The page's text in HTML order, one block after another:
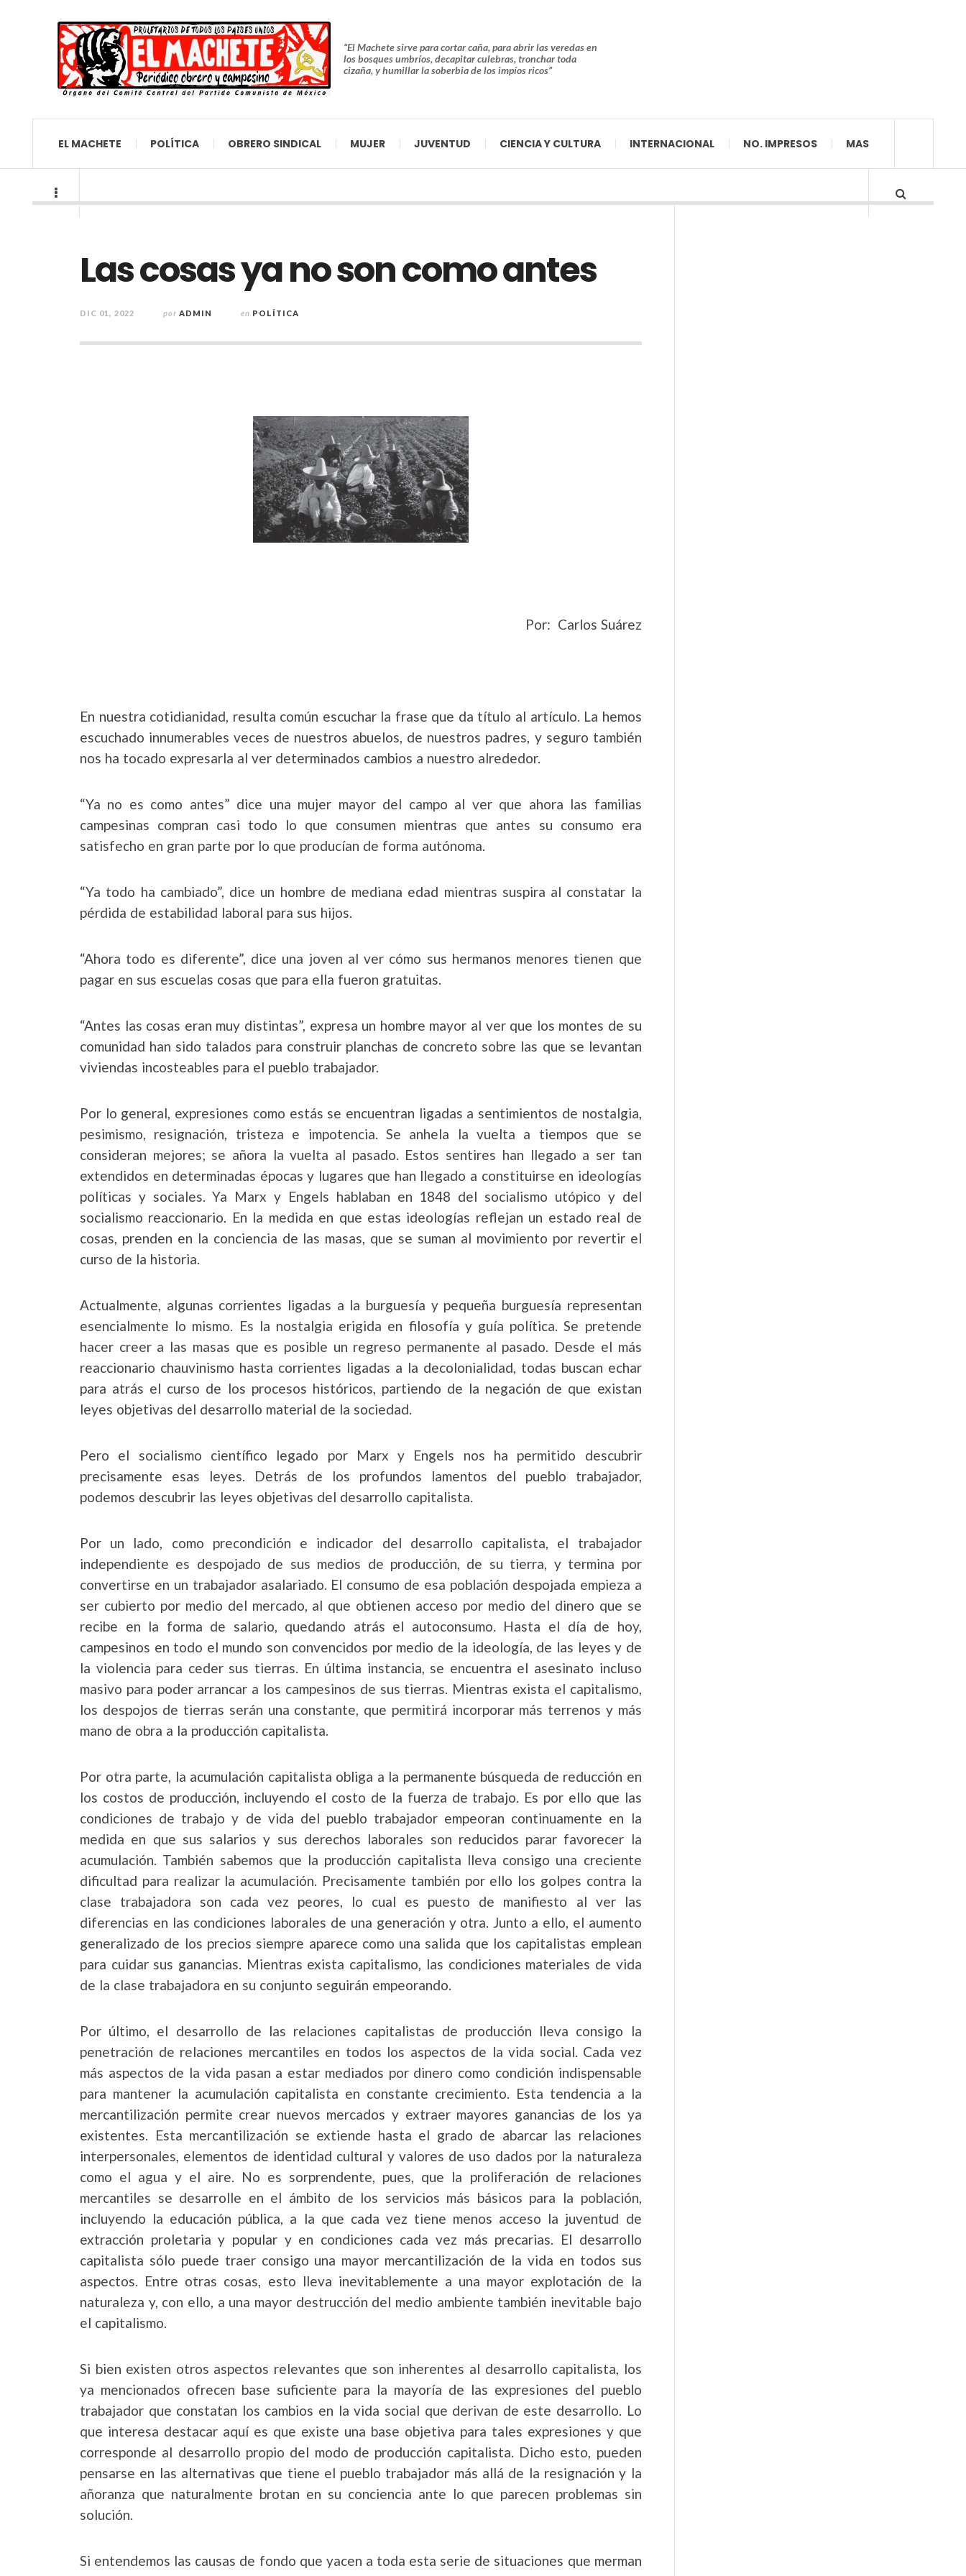
“El Machete sirve para cortar caña, para abrir las veredas en
los bosques umbríos, decapitar culebras, tronchar toda
cizaña, y humillar la soberbia de los impíos ricos”
EL MACHETE POLÍTICA OBRERO SINDICAL MUJER JUVENTUD CIENCIA Y CULTURA INTERNACIONAL NO. IMPRESOS MAS
Las cosas ya no son como antes
DIC 01, 2022 por ADMIN en POLÍTICA
Por: Carlos Suárez
En nuestra cotidianidad, resulta común escuchar la frase que da título al artículo. La hemos
escuchado innumerables veces de nuestros abuelos, de nuestros padres, y seguro también
nos ha tocado expresarla al ver determinados cambios a nuestro alrededor.
“Ya no es como antes” dice una mujer mayor del campo al ver que ahora las familias
campesinas compran casi todo lo que consumen mientras que antes su consumo era
satisfecho en gran parte por lo que producían de forma autónoma.
“Ya todo ha cambiado”, dice un hombre de mediana edad mientras suspira al constatar la
pérdida de estabilidad laboral para sus hijos.
“Ahora todo es diferente”, dice una joven al ver cómo sus hermanos menores tienen que
pagar en sus escuelas cosas que para ella fueron gratuitas.
“Antes las cosas eran muy distintas”, expresa un hombre mayor al ver que los montes de su
comunidad han sido talados para construir planchas de concreto sobre las que se levantan
viviendas incosteables para el pueblo trabajador.
Por lo general, expresiones como estás se encuentran ligadas a sentimientos de nostalgia,
pesimismo, resignación, tristeza e impotencia. Se anhela la vuelta a tiempos que se
consideran mejores; se añora la vuelta al pasado. Estos sentires han llegado a ser tan
extendidos en determinadas épocas y lugares que han llegado a constituirse en ideologías
políticas y sociales. Ya Marx y Engels hablaban en 1848 del socialismo utópico y del
socialismo reaccionario. En la medida en que estas ideologías reflejan un estado real de
cosas, prenden en la conciencia de las masas, que se suman al movimiento por revertir el
curso de la historia.
Actualmente, algunas corrientes ligadas a la burguesía y pequeña burguesía representan
esencialmente lo mismo. Es la nostalgia erigida en filosofía y guía política. Se pretende
hacer creer a las masas que es posible un regreso permanente al pasado. Desde el más
reaccionario chauvinismo hasta corrientes ligadas a la decolonialidad, todas buscan echar
para atrás el curso de los procesos históricos, partiendo de la negación de que existan
leyes objetivas del desarrollo material de la sociedad.
Pero el socialismo científico legado por Marx y Engels nos ha permitido descubrir
precisamente esas leyes. Detrás de los profundos lamentos del pueblo trabajador,
podemos descubrir las leyes objetivas del desarrollo capitalista.
Por un lado, como precondición e indicador del desarrollo capitalista, el trabajador
independiente es despojado de sus medios de producción, de su tierra, y termina por
convertirse en un trabajador asalariado. El consumo de esa población despojada empieza a
ser cubierto por medio del mercado, al que obtienen acceso por medio del dinero que se
recibe en la forma de salario, quedando atrás el autoconsumo. Hasta el día de hoy,
campesinos en todo el mundo son convencidos por medio de la ideología, de las leyes y de
la violencia para ceder sus tierras. En última instancia, se encuentra el asesinato incluso
masivo para poder arrancar a los campesinos de sus tierras. Mientras exista el capitalismo,
los despojos de tierras serán una constante, que permitirá incorporar más terrenos y más
mano de obra a la producción capitalista.
Por otra parte, la acumulación capitalista obliga a la permanente búsqueda de reducción en
los costos de producción, incluyendo el costo de la fuerza de trabajo. Es por ello que las
condiciones de trabajo y de vida del pueblo trabajador empeoran continuamente en la
medida en que sus salarios y sus derechos laborales son reducidos parar favorecer la
acumulación. También sabemos que la producción capitalista lleva consigo una creciente
dificultad para realizar la acumulación. Precisamente también por ello los golpes contra la
clase trabajadora son cada vez peores, lo cual es puesto de manifiesto al ver las
diferencias en las condiciones laborales de una generación y otra. Junto a ello, el aumento
generalizado de los precios siempre aparece como una salida que los capitalistas emplean
para cuidar sus ganancias. Mientras exista capitalismo, las condiciones materiales de vida
de la clase trabajadora en su conjunto seguirán empeorando.
Por último, el desarrollo de las relaciones capitalistas de producción lleva consigo la
penetración de relaciones mercantiles en todos los aspectos de la vida social. Cada vez
más aspectos de la vida pasan a estar mediados por dinero como condición indispensable
para mantener la acumulación capitalista en constante crecimiento. Esta tendencia a la
mercantilización permite crear nuevos mercados y extraer mayores ganancias de los ya
existentes. Esta mercantilización se extiende hasta el grado de abarcar las relaciones
interpersonales, elementos de identidad cultural y valores de uso dados por la naturaleza
como el agua y el aire. No es sorprendente, pues, que la proliferación de relaciones
mercantiles se desarrolle en el ámbito de los servicios más básicos para la población,
incluyendo la educación pública, a la que cada vez tiene menos acceso la juventud de
extracción proletaria y popular y en condiciones cada vez más precarias. El desarrollo
capitalista sólo puede traer consigo una mayor mercantilización de la vida en todos sus
aspectos. Entre otras cosas, esto lleva inevitablemente a una mayor explotación de la
naturaleza y, con ello, a una mayor destrucción del medio ambiente también inevitable bajo
el capitalismo.
Si bien existen otros aspectos relevantes que son inherentes al desarrollo capitalista, los
ya mencionados ofrecen base suficiente para la mayoría de las expresiones del pueblo
trabajador que constatan los cambios en la vida social que derivan de este desarrollo. Lo
que interesa destacar aquí es que existe una base objetiva para tales expresiones y que
corresponde al desarrollo propio del modo de producción capitalista. Dicho esto, pueden
pensarse en las alternativas que tiene el pueblo trabajador más allá de la resignación y la
añoranza que naturalmente brotan en su conciencia ante lo que parecen problemas sin
solución.
Si entendemos las causas de fondo que yacen a toda esta serie de situaciones que merman